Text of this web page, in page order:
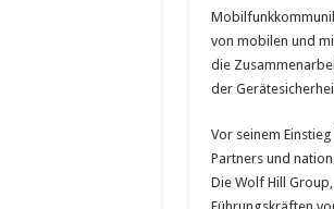
von mobilen und
die
der
Vor seinem
Partners und
Die Wolf Hill